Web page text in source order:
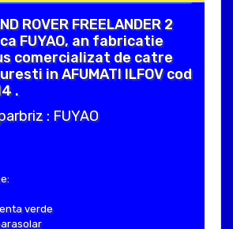
ROVER FREELANDER 2
FUYAO, an fabricatie
comercializat de catre
in AFUMATI ILFOV cod
.
: FUYAO
verde